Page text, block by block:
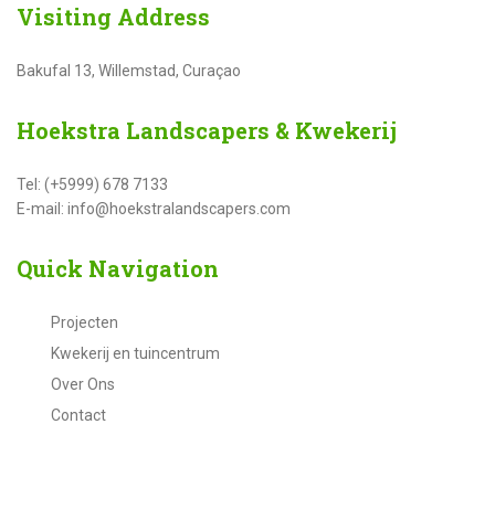
Visiting Address
Bakufal 13, Willemstad, Curaçao
Hoekstra Landscapers & Kwekerij
Tel: (+5999) 678 7133
E-mail: info@hoekstralandscapers.com
Quick Navigation
Projecten
Kwekerij en tuincentrum
Over Ons
Contact